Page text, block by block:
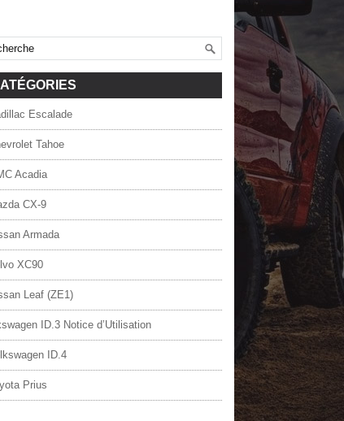
Escalade
Tahoe
Acadia
CX-9
Armada
XC90
Leaf (ZE1)
ID.3 Notice d’Utilisation
ID.4
Prius